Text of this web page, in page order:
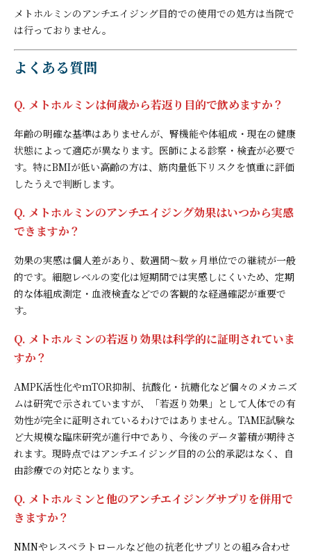
メトホルミンのアンチエイジング目的での使用での処方は当院で
は行っておりません。
よくある質問
Q. メトホルミンは何歳から若返り目的で飲めますか？
年齢の明確な基準はありませんが、腎機能や体組成・現在の健康
状態によって適応が異なります。医師による診察・検査が必要で
す。特にBMIが低い高齢の方は、筋肉量低下リスクを慎重に評価
したうえで判断します。
Q. メトホルミンのアンチエイジング効果はいつから実感
できますか？
効果の実感は個人差があり、数週間〜数ヶ月単位での継続が一般
的です。細胞レベルの変化は短期間では実感しにくいため、定期
的な体組成測定・血液検査などでの客観的な経過確認が重要で
す。
Q. メトホルミンの若返り効果は科学的に証明されていま
すか？
AMPK活性化やmTOR抑制、抗酸化・抗糖化など個々のメカニズ
ムは研究で示されていますが、「若返り効果」として人体での有
効性が完全に証明されているわけではありません。TAME試験な
ど大規模な臨床研究が進行中であり、今後のデータ蓄積が期待さ
れます。現時点ではアンチエイジング目的の公的承認はなく、自
由診療での対応となります。
Q. メトホルミンと他のアンチエイジングサプリを併用で
きますか？
NMNやレスベラトロールなど他の抗老化サプリとの組み合わせ